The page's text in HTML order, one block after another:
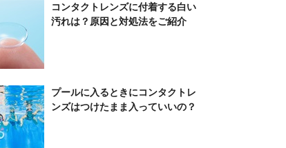
コンタクトレンズに付着する白い
汚れは？原因と対処法をご紹介
プールに入るときにコンタクトレ
ンズはつけたまま入っていいの？